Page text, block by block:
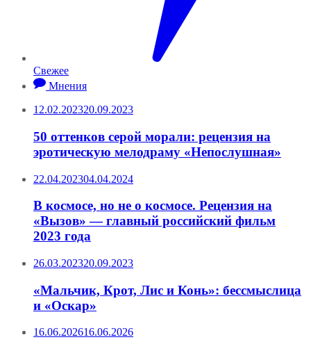
Свежее
Мнения
12.02.202320.09.2023
50 оттенков серой морали: рецензия на
эротическую мелодраму «Непослушная»
22.04.202304.04.2024
В космосе, но не о космосе. Рецензия на
«Вызов» — главный российский фильм
2023 года
26.03.202320.09.2023
«Мальчик, Крот, Лис и Конь»: бессмыслица
и «Оскар»
16.06.202616.06.2026